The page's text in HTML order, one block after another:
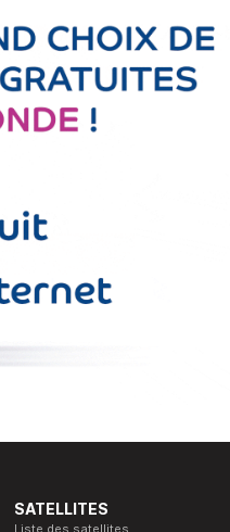
SATELLITES
Liste des satellites